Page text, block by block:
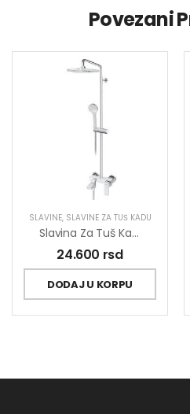
Povezani
SLAVINE, SLAVINE ZA TUŠ KADU
Slavina Za Tuš Kadu Sa Usponskim Tušem Stolz 137352
24.600 rsd
DODAJ U KORPU